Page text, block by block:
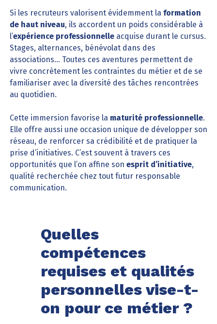
Si les recruteurs valorisent évidemment la formation
de haut niveau, ils accordent un poids considérable à
l’expérience professionnelle acquise durant le cursus.
Stages, alternances, bénévolat dans des
associations… Toutes ces aventures permettent de
vivre concrètement les contraintes du métier et de se
familiariser avec la diversité des tâches rencontrées
au quotidien.
Cette immersion favorise la maturité professionnelle.
Elle offre aussi une occasion unique de développer son
réseau, de renforcer sa crédibilité et de pratiquer la
prise d’initiatives. C’est souvent à travers ces
opportunités que l’on affine son esprit d’initiative,
qualité recherchée chez tout futur responsable
communication.
Quelles
compétences
requises et qualités
personnelles vise-t-
on pour ce métier ?